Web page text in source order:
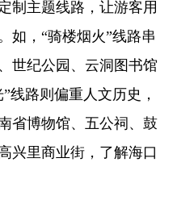
主题线路，让游客用
如，“骑楼烟火”线路串
世纪公园、云洞图书馆
线路则偏重人文历史，
省博物馆、五公祠、鼓
兴里商业街，了解海口